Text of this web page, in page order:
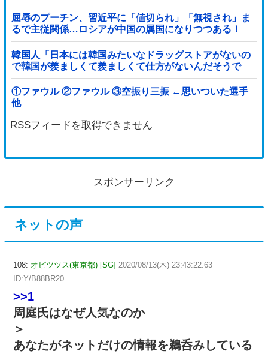
屈辱のプーチン、習近平に「値切られ」「無視され」ま
るで主従関係…ロシアが中国の属国になりつつある！
韓国人「日本には韓国みたいなドラッグストアがないの
で韓国が羨ましくて羨ましくて仕方がないんだそうで
す」
①ファウル ②ファウル ③空振り三振 ←思いついた選手
他
RSSフィードを取得できません
スポンサーリンク
ネットの声
108: オピツツス(東京都) [SG] 2020/08/13(木) 23:43:22.63
ID:Y/B88BR20
>>1
周庭氏はなぜ人気なのか
＞
あなたがネットだけの情報を鵜呑みしている